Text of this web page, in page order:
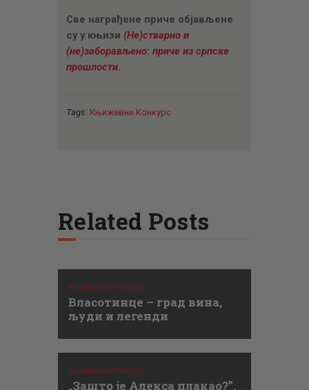
Све награђене приче објављене
су у књизи (Не)стварно и
(не)заборављено: приче из српске
прошлости.
Tags: Књижевни Конкурс
Related Posts
Књижевни Конкурс
Власотинце – град вина,
људи и легенди
Књижевни Конкурс
„Зашто је Алекса плакао?”,